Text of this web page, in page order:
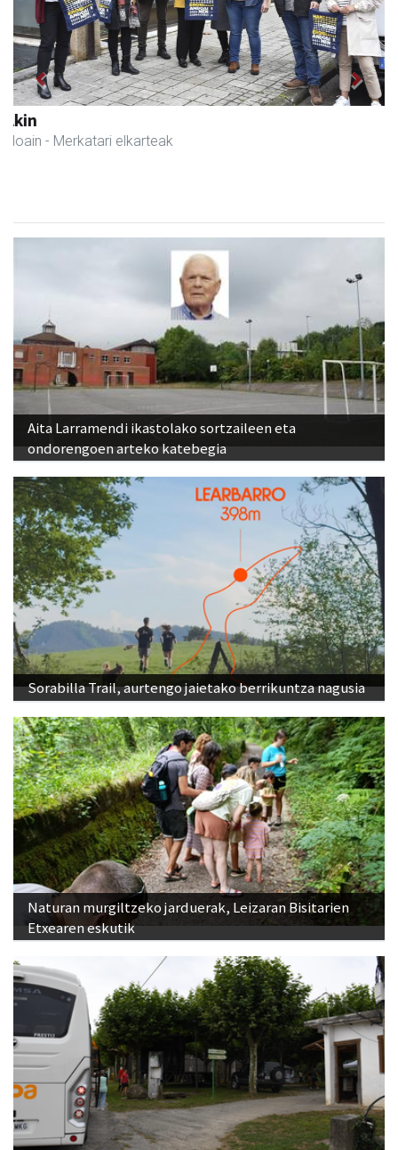
Adats ileapaindegi eta estetika
Andoain - Ile-apaindegiak
Previous Next
Aita Larramendi ikastolako sortzaileen eta
ondorengoen arteko katebegia
Sorabilla Trail, aurtengo jaietako berrikuntza nagusia
Naturan murgiltzeko jarduerak, Leizaran Bisitarien
Etxearen eskutik